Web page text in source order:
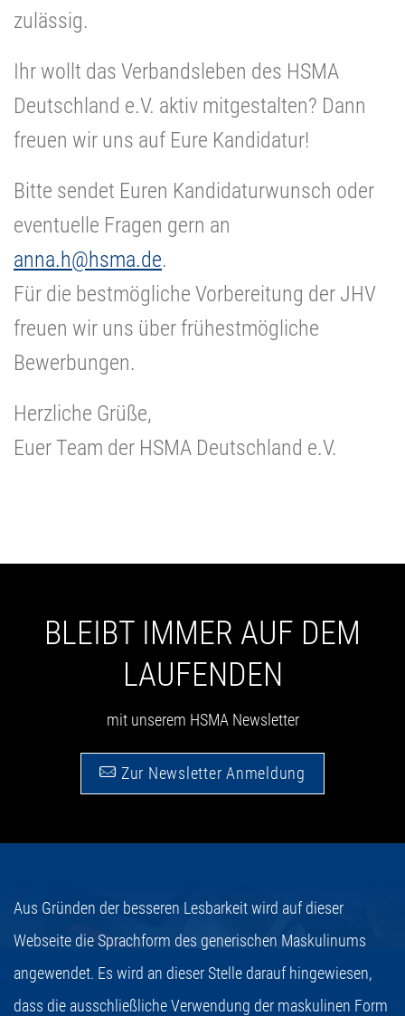
zulässig.
Ihr wollt das Verbandsleben des HSMA
Deutschland e.V. aktiv mitgestalten? Dann
freuen wir uns auf Eure Kandidatur!
Bitte sendet Euren Kandidaturwunsch oder
eventuelle Fragen gern an
anna.h@hsma.de.
Für die bestmögliche Vorbereitung der JHV
freuen wir uns über frühestmögliche
Bewerbungen.
Herzliche Grüße,
Euer Team der HSMA Deutschland e.V.
BLEIBT IMMER AUF DEM
LAUFENDEN
mit unserem HSMA Newsletter
Zur Newsletter Anmeldung
Aus Gründen der besseren Lesbarkeit wird auf dieser
Webseite die Sprachform des generischen Maskulinums
angewendet. Es wird an dieser Stelle darauf hingewiesen,
dass die ausschließliche Verwendung der maskulinen Form